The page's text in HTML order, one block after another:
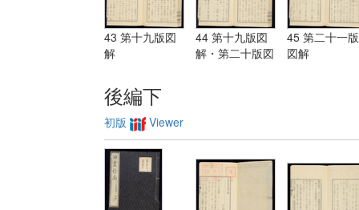
43 第十九版図
解
44 第十九版図
解・第二十版図
45 第二十一版
図解
後編下
初版 Viewer